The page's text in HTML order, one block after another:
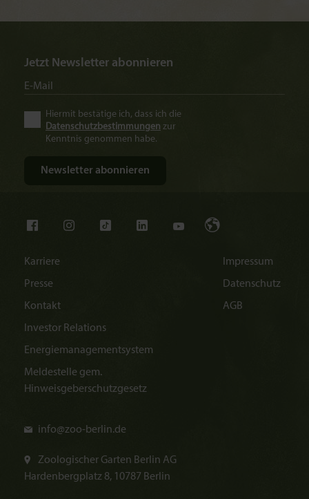
Karriere
Presse
Kontakt
Investor Relations
Energiemanagementsystem
Meldestelle gem.
Hinweisgeberschutzgesetz
Impressum
Datenschutz
AGB
info@zoo-berlin.de
Zoologischer Garten Berlin AG
Hardenbergplatz 8, 10787 Berlin
Jetzt Newsletter abonnieren
Hiermit bestätige ich, dass ich die
Datenschutzbestimmungen zur
Kenntnis genommen habe.